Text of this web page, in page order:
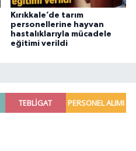
Kırıkkale’de tarım
personellerine hayvan
hastalıklarıyla mücadele
eğitimi verildi